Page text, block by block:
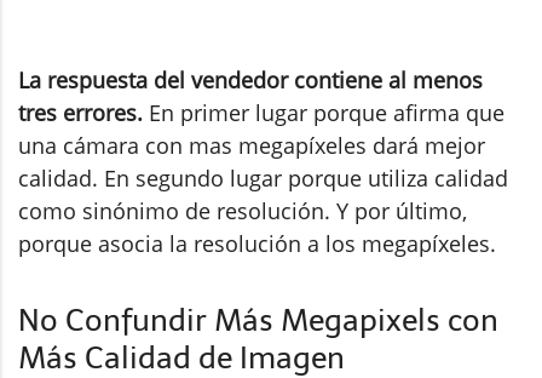
La respuesta del vendedor contiene al menos
tres errores. En primer lugar porque afirma que
una cámara con mas megapíxeles dará mejor
calidad. En segundo lugar porque utiliza calidad
como sinónimo de resolución. Y por último,
porque asocia la resolución a los megapíxeles.
No Confundir Más Megapixels con
Más Calidad de Imagen